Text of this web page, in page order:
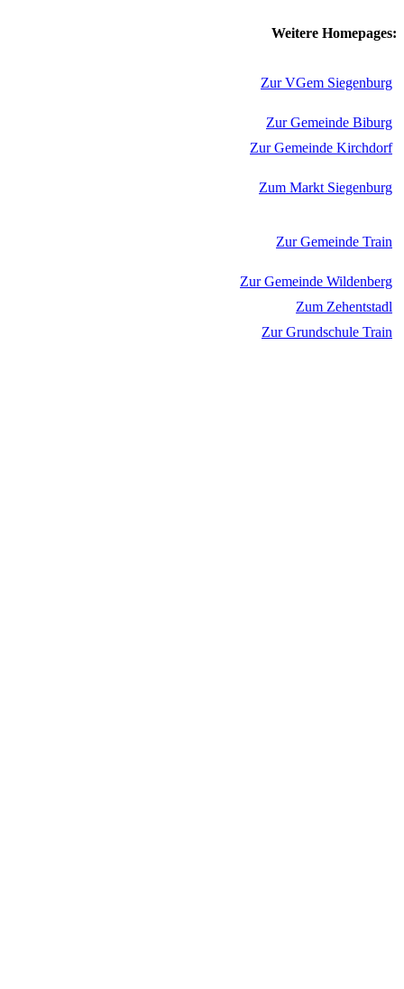
Weitere Homepages:
Zur VGem Siegenburg
Zur Gemeinde Biburg
Zur Gemeinde Kirchdorf
Zum Markt Siegenburg
Zur Gemeinde Train
Zur Gemeinde Wildenberg
Zum Zehentstadl
Zur Grundschule Train